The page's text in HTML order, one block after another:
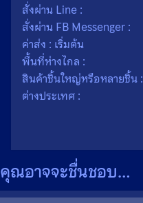
สั่งผ่าน Line :
สั่งผ่าน FB Messenger :
ค่าส่ง : เริ่มต้น
พื้นที่ห่างไกล :
สินค้าชิ้นใหญ่หรือหลายชิ้น :
ต่างประเทศ :
คุณอาจจะชื่นชอบ…